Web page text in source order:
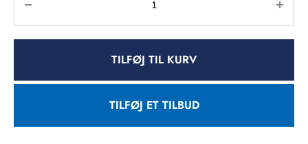
TILFØJ TIL KURV
TILFØJ ET TILBUD